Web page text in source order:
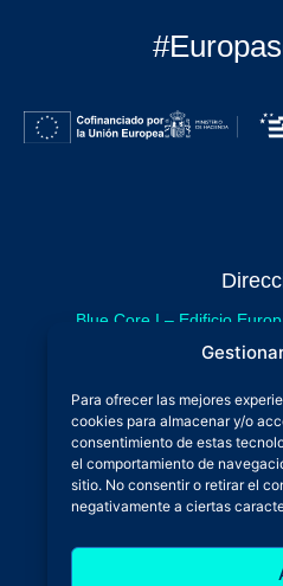
Para ofrecer las mejores
cookies para almacenar y/o
consentimiento de estas
el comportamiento de
sitio. No consentir o retirar el
negativamente a ciertas
Blue Core I – Edificio
sede provisional de
Teléfono y
600 515
De lunes a
Oficina
Atención